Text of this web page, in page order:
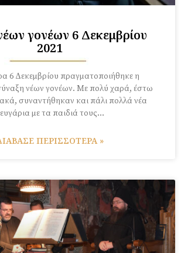
γονέων 6 Δεκεμβρίου
2021
6 Δεκεμβρίου πραγματοποιήθηκε η
νέων γονέων. Με πολύ χαρά, έστω
συναντήθηκαν και πάλι πολλά νέα
με τα παιδιά τους…
ΠΕΡΙΣΣΟΤΕΡΑ »